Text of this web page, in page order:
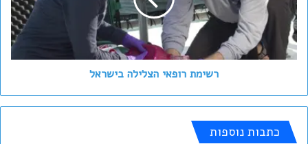
רשימת רופאי הצלילה בישראל
כתבות נוספות